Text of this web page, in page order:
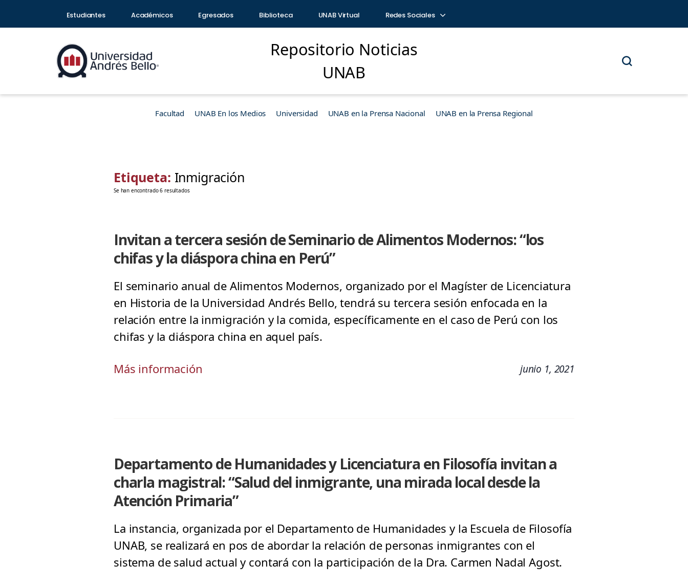
Estudiantes Académicos Egresados Biblioteca UNAB Virtual Redes Sociales
Repositorio Noticias
UNAB
Facultad UNAB En los Medios Universidad UNAB en la Prensa Nacional UNAB en la Prensa Regional
Etiqueta: Inmigración
Se han encontrado 6 resultados
Invitan a tercera sesión de Seminario de Alimentos Modernos: “los
chifas y la diáspora china en Perú”
El seminario anual de Alimentos Modernos, organizado por el Magíster de Licenciatura
en Historia de la Universidad Andrés Bello, tendrá su tercera sesión enfocada en la
relación entre la inmigración y la comida, específicamente en el caso de Perú con los
chifas y la diáspora china en aquel país.
Más información junio 1, 2021
Departamento de Humanidades y Licenciatura en Filosofía invitan a
charla magistral: “Salud del inmigrante, una mirada local desde la
Atención Primaria”
La instancia, organizada por el Departamento de Humanidades y la Escuela de Filosofía
UNAB, se realizará en pos de abordar la relación de personas inmigrantes con el
sistema de salud actual y contará con la participación de la Dra. Carmen Nadal Agost.